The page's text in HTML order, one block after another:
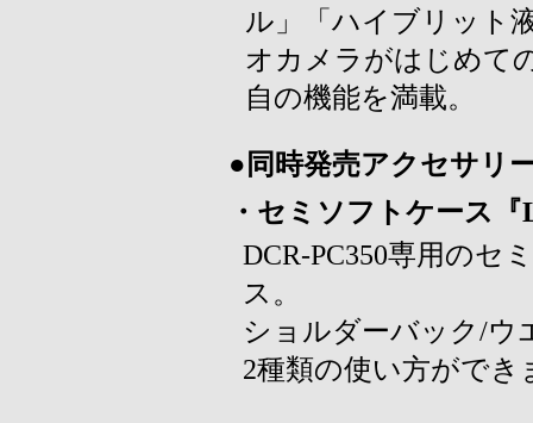
ル」「ハイブリット
オカメラがはじめて
自の機能を満載。
●同時発売アクセサリ
・セミソフトケース
DCR-PC350専用のセ
ス。
ショルダーバック/ウ
2種類の使い方ができ